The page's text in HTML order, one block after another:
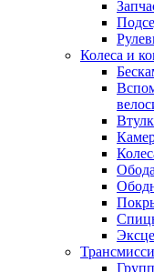
Колеса и
Обода